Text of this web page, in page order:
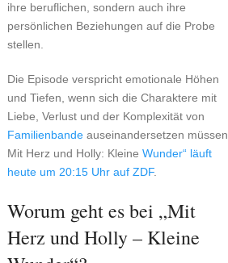
ihre beruflichen, sondern auch ihre
persönlichen Beziehungen auf die Probe
stellen.
Die Episode verspricht emotionale Höhen
und Tiefen, wenn sich die Charaktere mit
Liebe, Verlust und der Komplexität von
Familienbandeauseinandersetzen müssen.
Mit Herz und Holly: Kleine Wunder“ läuft
heute um 20:15 Uhr auf ZDF.
Worum geht es bei „Mit
Herz und Holly – Kleine